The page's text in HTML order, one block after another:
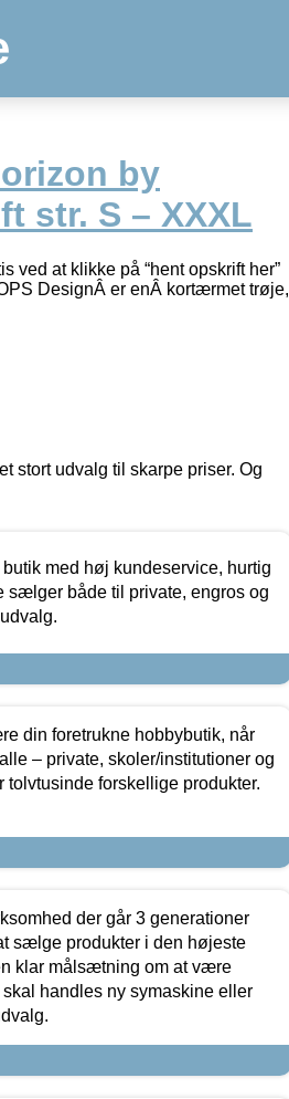
by
str. S – XXXL
ved at klikke på “hent opskrift her”
DesignÂ er enÂ kortærmet trøje,
stort udvalg til skarpe priser. Og
med høj kundeservice, hurtig
sælger både til private, engros og
din foretrukne hobbybutik, når
– private, skoler/institutioner og
forskellige produkter.
der går 3 generationer
sælge produkter i den højeste
klar målsætning om at være
handles ny symaskine eller